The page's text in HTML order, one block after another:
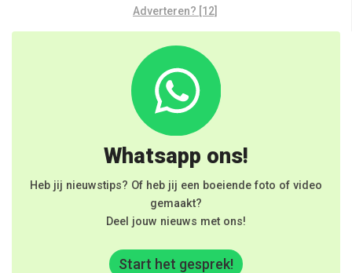
Adverteren? [12]
Whatsapp ons!
Heb jij nieuwstips? Of heb jij een boeiende foto of video
gemaakt?
Deel jouw nieuws met ons!
Start het gesprek!